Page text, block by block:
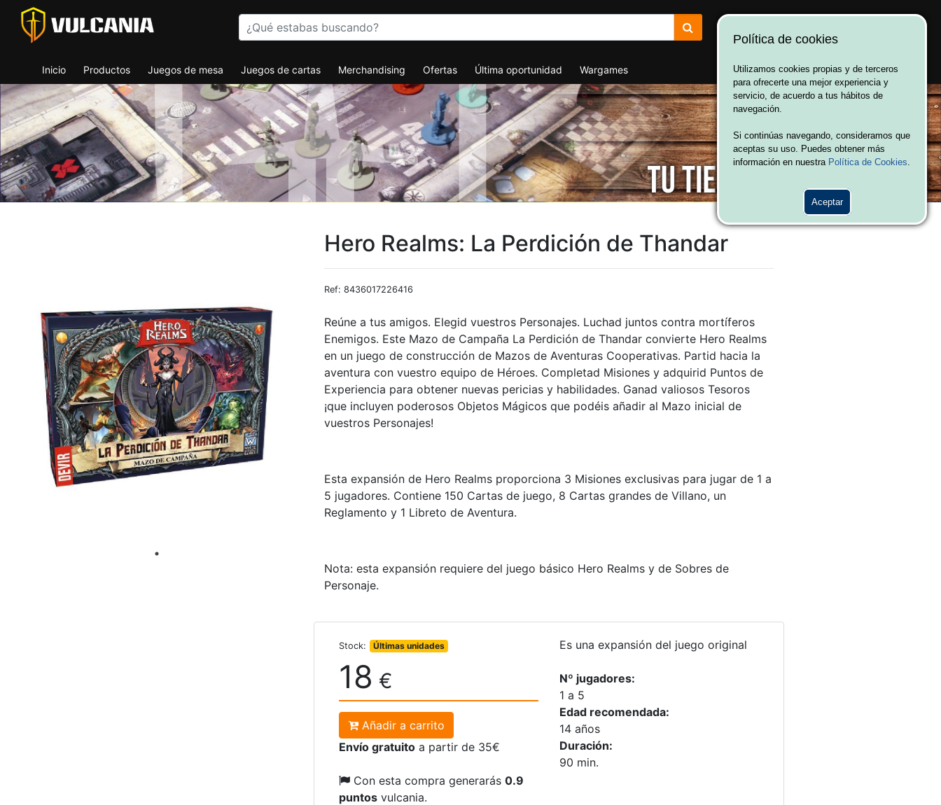
¡Bienvenido a Vulcania!
Hola. Inicia sesión
Inicio Productos Juegos de mesa Juegos de cartas Merchandising Ofertas Última oportunidad Wargames
Hero Realms: La Perdición de Thandar
Ref: 8436017226416
Reúne a tus amigos. Elegid vuestros Personajes. Luchad juntos contra mortíferos
Enemigos. Este Mazo de Campaña La Perdición de Thandar convierte Hero Realms
en un juego de construcción de Mazos de Aventuras Cooperativas. Partid hacia la
aventura con vuestro equipo de Héroes. Completad Misiones y adquirid Puntos de
Experiencia para obtener nuevas pericias y habilidades. Ganad valiosos Tesoros
¡que incluyen poderosos Objetos Mágicos que podéis añadir al Mazo inicial de
vuestros Personajes!
Esta expansión de Hero Realms proporciona 3 Misiones exclusivas para jugar de 1 a
5 jugadores. Contiene 150 Cartas de juego, 8 Cartas grandes de Villano, un
Reglamento y 1 Libreto de Aventura.
Nota: esta expansión requiere del juego básico Hero Realms y de Sobres de
Personaje.
Stock: Últimas unidades
18 €
Añadir a carrito
Envío gratuito a partir de 35€
Con esta compra generarás 0.9
puntos vulcania.
Es una expansión del juego original
Nº jugadores:
1 a 5
Edad recomendada:
14 años
Duración:
90 min.
Política de cookies
Utilizamos cookies propias y de terceros
para ofrecerte una mejor experiencia y
servicio, de acuerdo a tus hábitos de
navegación.
Si continúas navegando, consideramos que
aceptas su uso. Puedes obtener más
información en nuestra Política de Cookies.
Aceptar